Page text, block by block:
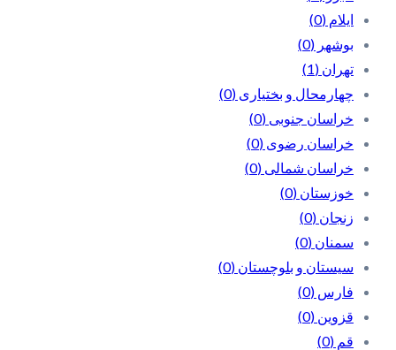
ایلام (0)
بوشهر (0)
تهران (1)
چهارمحال و بختیاری (0)
خراسان جنوبی (0)
خراسان رضوی (0)
خراسان شمالی (0)
خوزستان (0)
زنجان (0)
سمنان (0)
سیستان و بلوچستان (0)
فارس (0)
قزوین (0)
قم (0)